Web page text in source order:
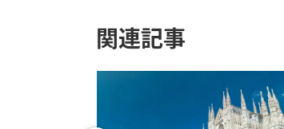
関連記事